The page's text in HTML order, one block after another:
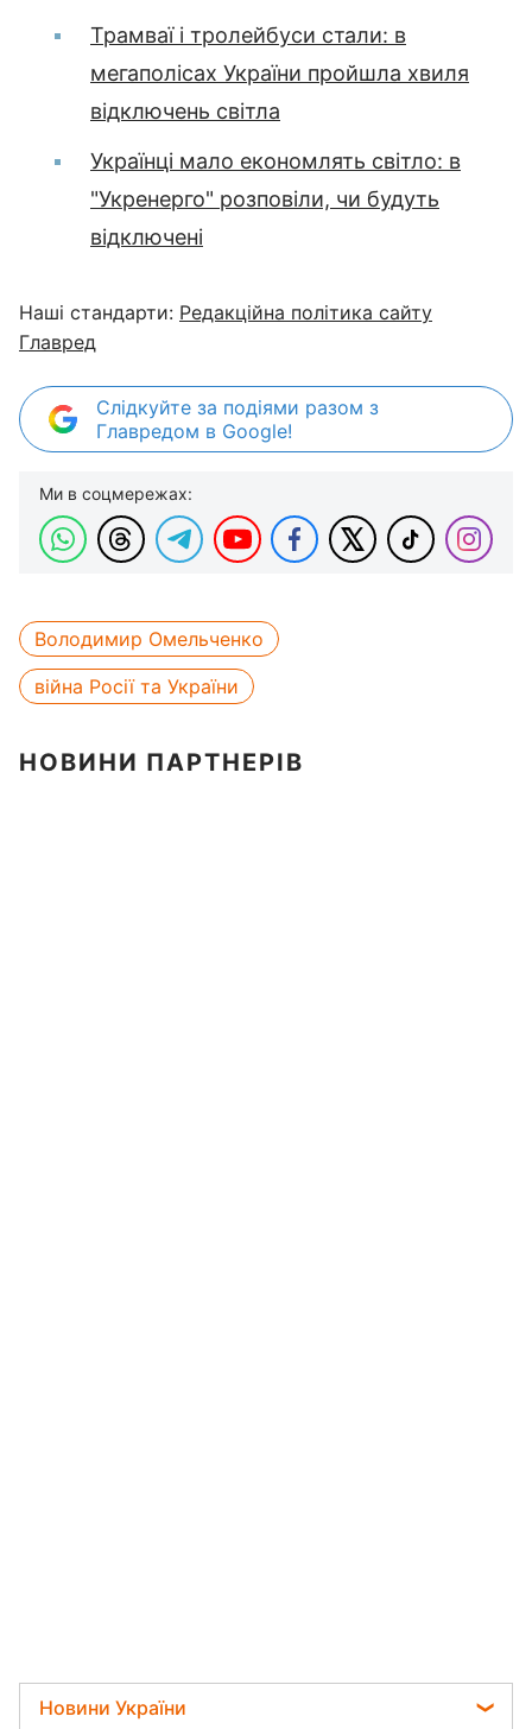
Трамваї і тролейбуси стали: в
мегаполісах України пройшла хвиля
відключень світла
Українці мало економлять світло: в
"Укренерго" розповіли, чи будуть
відключені
Наші стандарти: Редакційна політика сайту
Главред
Слідкуйте за подіями разом з
Главредом в Google!
Ми в соцмережах:
Володимир Омельченко
війна Росії та України
НОВИНИ ПАРТНЕРІВ
Новини України